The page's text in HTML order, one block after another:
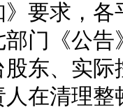
求，各
部门《公
股东、实
在清理